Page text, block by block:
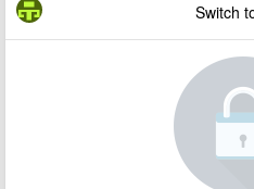
Switch